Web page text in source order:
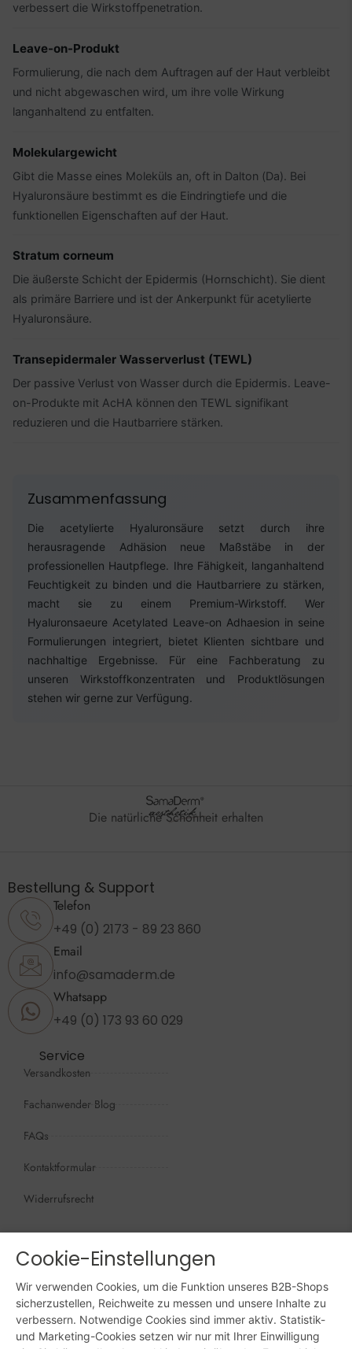
verbessert die Wirkstoffpenetration.
Leave-on-Produkt
Formulierung, die nach dem Auftragen auf der Haut verbleibt
und nicht abgewaschen wird, um ihre volle Wirkung
langanhaltend zu entfalten.
Molekulargewicht
Gibt die Masse eines Moleküls an, oft in Dalton (Da). Bei
Hyaluronsäure bestimmt es die Eindringtiefe und die
funktionellen Eigenschaften auf der Haut.
Stratum corneum
Die äußerste Schicht der Epidermis (Hornschicht). Sie dient
als primäre Barriere und ist der Ankerpunkt für acetylierte
Hyaluronsäure.
Transepidermaler Wasserverlust (TEWL)
Der passive Verlust von Wasser durch die Epidermis. Leave-
on-Produkte mit AcHA können den TEWL signifikant
reduzieren und die Hautbarriere stärken.
Zusammenfassung
Die acetylierte Hyaluronsäure setzt durch ihre
herausragende Adhäsion neue Maßstäbe in der
professionellen Hautpflege. Ihre Fähigkeit, langanhaltend
Feuchtigkeit zu binden und die Hautbarriere zu stärken,
macht sie zu einem Premium-Wirkstoff. Wer
Hyaluronsaeure Acetylated Leave-on Adhaesion in seine
Formulierungen integriert, bietet Klienten sichtbare und
nachhaltige Ergebnisse. Für eine Fachberatung zu
unseren Wirkstoffkonzentraten und Produktlösungen
stehen wir gerne zur Verfügung.
Die natürliche Schönheit erhalten
Bestellung & Support
Telefon
+49 (0) 2173 - 89 23 860
Email
info@samaderm.de
Whatsapp
+49 (0) 173 93 60 029
Service
Versandkosten
Fachanwender Blog
FAQs
Kontaktformular
Widerrufsrecht
Öffnungszeiten
Wir sind persönlich, für Sie da:
Mo - Do: 09:00 - 16:00 Uhr
Fr: 09:00 - 15:00 Uhr
Sa + So: geschlossen
Cookie-Einstellungen
Wir verwenden Cookies, um die Funktion unseres B2B-Shops
sicherzustellen, Reichweite zu messen und unsere Inhalte zu
verbessern. Notwendige Cookies sind immer aktiv. Statistik-
und Marketing-Cookies setzen wir nur mit Ihrer Einwilligung